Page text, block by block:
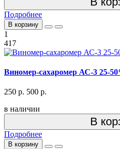
Подробнее
В корзину
1
417
Виномер-сахаромер АС-3 25-
250 р. 500 р.
в наличии
В
Подробнее
В корзину